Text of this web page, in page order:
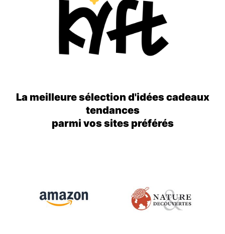
La meilleure sélection d'idées cadeaux
tendances
parmi vos sites préférés